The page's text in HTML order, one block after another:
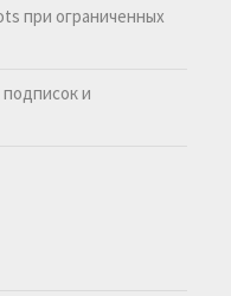
при ограниченных
и